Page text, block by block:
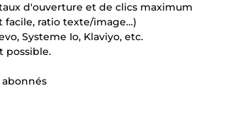
d'ouverture et de clics maximum
facile, ratio texte/image…)
Systeme Io, Klaviyo, etc.
possible.